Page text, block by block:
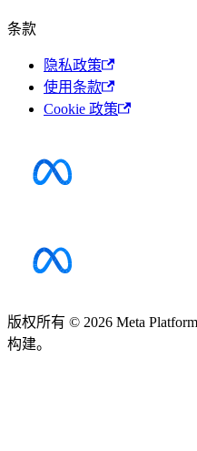
条款
隐私政策
使用条款
Cookie 政策
版权所有 © 2026 Meta
构建。